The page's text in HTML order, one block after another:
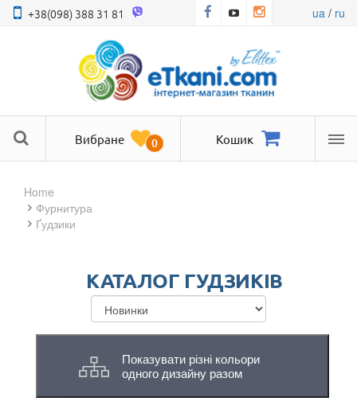
+38(098) 388 31 81 ua/ ru
Вибране 0 Кошик
Home
фурнитура
Ґудзики
КАТАЛОГ ГУДЗИКІВ
Показувати різні кольори
одного дизайну разом